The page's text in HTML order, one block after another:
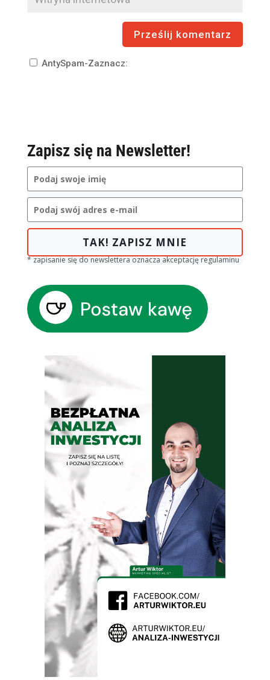
AntySpam-Zaznacz:
Zapisz się na Newsletter!
TAK! ZAPISZ MNIE
* zapisanie się do newslettera oznacza akceptację regulaminu